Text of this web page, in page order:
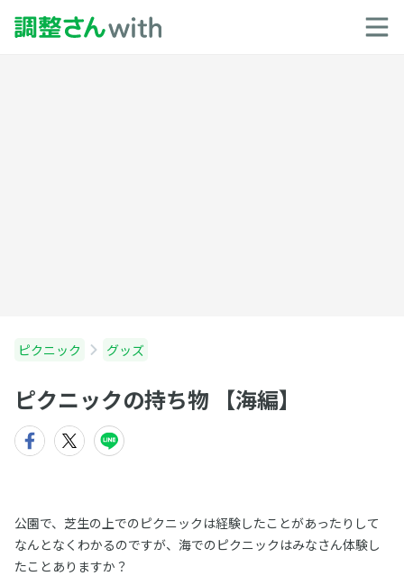
ピクニック グッズ
ピクニックの持ち物 【海編】
公園で、芝生の上でのピクニックは経験したことがあったりして
なんとなくわかるのですが、海でのピクニックはみなさん体験し
たことありますか？